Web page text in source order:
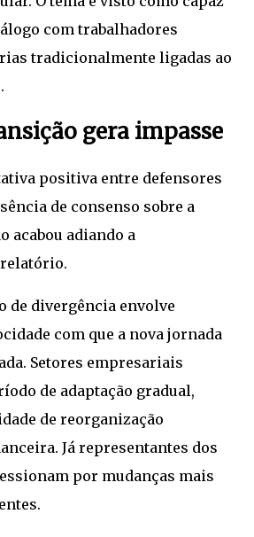
com trabalhadores
tradicionalmente ligadas ao
gera impasse
positiva entre defensores
de consenso sobre a
acabou adiando a
de divergência envolve
com que a nova jornada
Setores empresariais
de adaptação gradual,
de reorganização
Já representantes dos
por mudanças mais